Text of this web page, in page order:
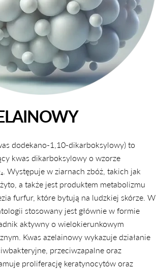
dodekano-1,10-dikarboksylowy) to
kwas dikarboksylowy o wzorze
Występuje w ziarnach zbóż, takich jak
a także jest produktem metabolizmu
furfur, które bytują na ludzkiej skórze. W
stosowany jest głównie w formie
aktywny o wielokierunkowym
Kwas azelainowy wykazuje działanie
przeciwzapalne oraz
proliferację keratynocytów oraz